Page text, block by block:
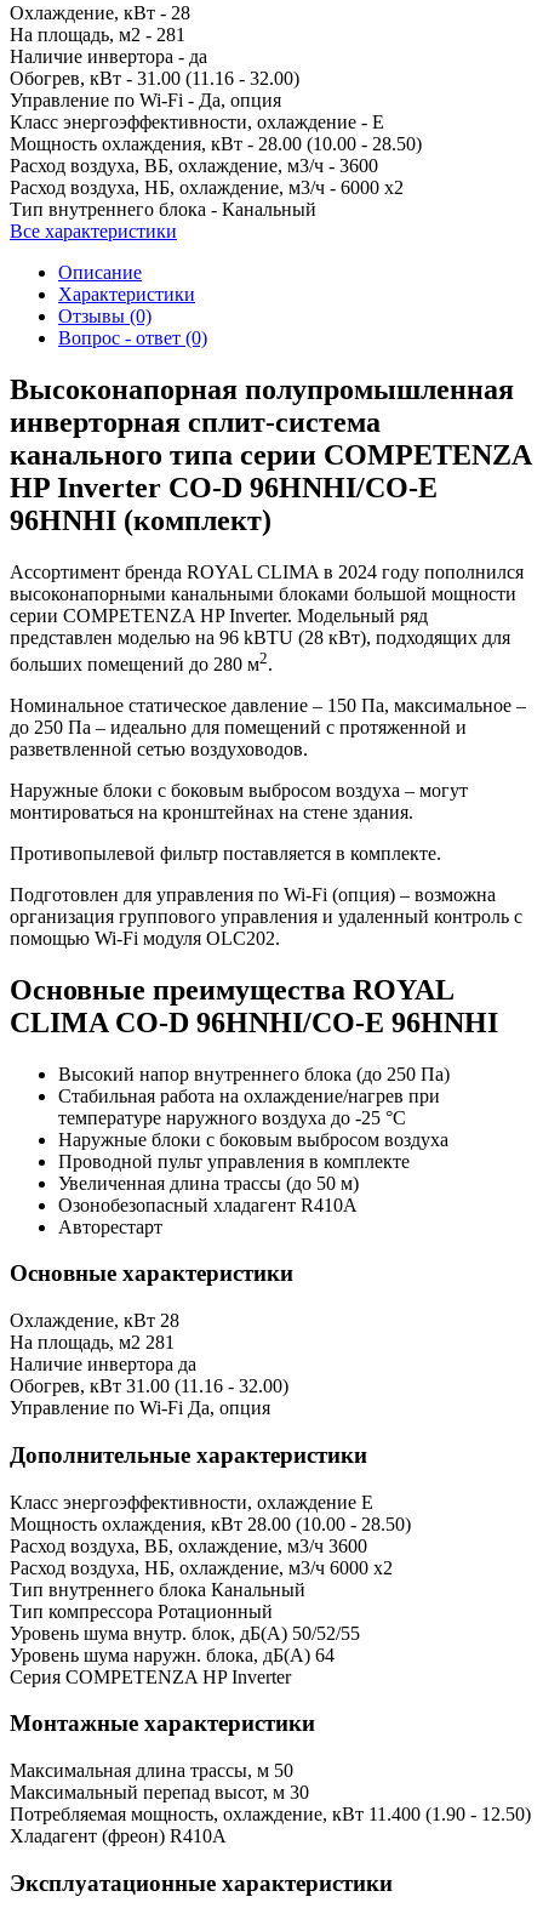
Охлаждение, кВт - 28
На площадь, м2 - 281
Наличие инвертора - да
Обогрев, кВт - 31.00 (11.16 - 32.00)
Управление по Wi-Fi - Да, опция
Класс энергоэффективности, охлаждение - E
Мощность охлаждения, кВт - 28.00 (10.00 - 28.50)
Расход воздуха, ВБ, охлаждение, м3/ч - 3600
Расход воздуха, НБ, охлаждение, м3/ч - 6000 x2
Тип внутреннего блока - Канальный
Все характеристики
Описание
Характеристики
Отзывы (0)
Вопрос - ответ (0)
Высоконапорная полупромышленная
инверторная сплит-система
канального типа серии COMPETENZA
HP Inverter CO-D 96HNHI/CO-E
96HNHI (комплект)
Ассортимент бренда ROYAL CLIMA в 2024 году пополнился
высоконапорными канальными блоками большой мощности
серии COMPETENZA HP Inverter. Модельный ряд
представлен моделью на 96 kBTU (28 кВт), подходящих для
больших помещений до 280 м2.
Номинальное статическое давление – 150 Па, максимальное –
до 250 Па – идеально для помещений с протяженной и
разветвленной сетью воздуховодов.
Наружные блоки с боковым выбросом воздуха – могут
монтироваться на кронштейнах на стене здания.
Противопылевой фильтр поставляется в комплекте.
Подготовлен для управления по Wi-Fi (опция) – возможна
организация группового управления и удаленный контроль с
помощью Wi-Fi модуля OLC202.
Основные преимущества ROYAL
CLIMA CO-D 96HNHI/CO-E 96HNHI
Высокий напор внутреннего блока (до 250 Па)
Стабильная работа на охлаждение/нагрев при
температуре наружного воздуха до -25 °С
Наружные блоки с боковым выбросом воздуха
Проводной пульт управления в комплекте
Увеличенная длина трассы (до 50 м)
Озонобезопасный хладагент R410A
Авторестарт
Основные характеристики
Охлаждение, кВт 28
На площадь, м2 281
Наличие инвертора да
Обогрев, кВт 31.00 (11.16 - 32.00)
Управление по Wi-Fi Да, опция
Дополнительные характеристики
Класс энергоэффективности, охлаждение E
Мощность охлаждения, кВт 28.00 (10.00 - 28.50)
Расход воздуха, ВБ, охлаждение, м3/ч 3600
Расход воздуха, НБ, охлаждение, м3/ч 6000 x2
Тип внутреннего блока Канальный
Тип компрессора Ротационный
Уровень шума внутр. блок, дБ(А) 50/52/55
Уровень шума наружн. блока, дБ(А) 64
Серия COMPETENZA HP Inverter
Монтажные характеристики
Максимальная длина трассы, м 50
Максимальный перепад высот, м 30
Потребляемая мощность, охлаждение, кВт 11.400 (1.90 - 12.50)
Хладагент (фреон) R410A
Эксплуатационные характеристики